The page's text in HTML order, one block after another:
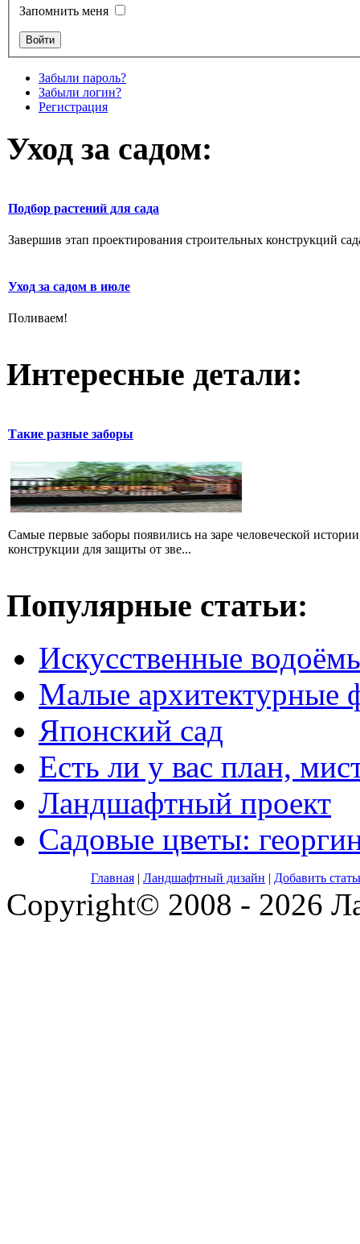
Запомнить меня
Забыли пароль?
Забыли логин?
Регистрация
Уход за садом:
Подбор растений для сада
Завершив этап проектирования строительных конструкций
Уход за садом в июле
Поливаем!
Интересные детали:
Такие разные заборы
Самые первые заборы появились на заре человеческой
конструкции для защиты от зве...
Популярные статьи:
Искусственные
Малые архитектурные
Японский сад
Есть ли у вас план,
Ландшафтный проект
Садовые цветы:
Главная | Ландшафтный дизайн | Добавить
Copyright© 2008 - 2026